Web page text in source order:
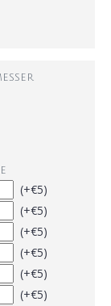
(+€5)
(+€5)
(+€5)
(+€5)
(+€5)
(+€5)